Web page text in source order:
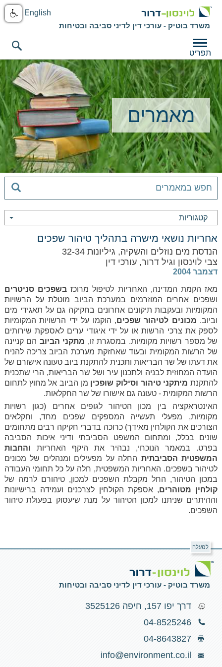
English
משרד בוטיק - עורכי דין לדיני סביבה ובטיחות
תפריט
מאמרים
קטגוריות
אחריות נושאי מישרה בתהליך טיהור שפכים
הנדסת מים נוזלים והשקיה, גיליונות 32-34
צבי לוינסון וגיל דרור, עורכי דין
דצמבר 2004
מאז הקמת המדינה, האחריות לטיפול מרוכז בשפכים סניטרים
ושפכים אחרים המוזרמים במערכת הביוב מוטלת על הרשויות
המקומיות ובעקבות תיקונים אחרונים בחקיקה גם על תאגידי מים
וביוב. מכונים לטיהור שפכים, הוקמו על ידי הרשויות המקומיות
לספק את צרכי הרשות או על ידי איגודי ערים לאספקת שירותים
של מספר רשויות מקומיות. במסגרת זו, מתקני הביוב הם קניינה
של הרשות המקומית ובעוד שאחזקת מערכת הביוב צריכה להניח
את דעתו של שר הבריאות ותכנית להתקנת ביוב טעונה אישורם של
הועדה המחוזית לבניה ולתכנון עיר ושל שר הבריאות, הרי שתכנית
להתקנת מיתקני טיהור וסילוק שופכין מן הביוב אל מחוץ לתחום
הרשות המקומית - טעונה גם אישורו של שר החקלאות.
האינטראקציה בין מכון הטיהור לגופים אחרים (כגון רשויות
מקומיות, מפעלי תעשייה המספקים שפכים מחד, וחקלאים
הצורכים את הקולחין מאידך) כרוכה בדברי חקיקה רבים מתחומים
שונים בכלל, ומתחום המשפט הסביבתי ודיני איכות הסביבה
בפרט. במאמר הנוכחי, נבהיר את היקף האחריות והחבות
המשפטית הסביבתית החלה על מפעילים ומנהלים של מכונים
לטיהור בשפכים. האחריות המשפטית, חלה על כל תחומי העבודה
במכון הטיהור, החל מקבלת השפכים למכון, טיהורם לרמה של
קולחין מטוהרים, אספקת הקולחין לצרכנים ועמידה ברישיונות
וההיתרים שניתנו למכון הטיהור על מנת שיעסוק בפעולת טיהור
השפכים.
למעלה
משרד בוטיק - עורכי דין לדיני סביבה ובטיחות
דרך יפו 157, חיפה 3525126
04-8525246
04-8643827
info@environment.co.il